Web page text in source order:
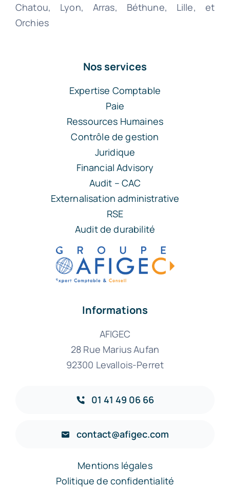
Chatou, Lyon, Arras, Béthune, Lille, et
Orchies
Nos services
Expertise Comptable
Paie
Ressources Humaines
Contrôle de gestion
Juridique
Financial Advisory
Audit – CAC
Externalisation administrative
RSE
Audit de durabilité
Informations
AFIGEC
28 Rue Marius Aufan
92300 Levallois-Perret
01 41 49 06 66
contact@afigec.com
Mentions légales
Politique de confidentialité